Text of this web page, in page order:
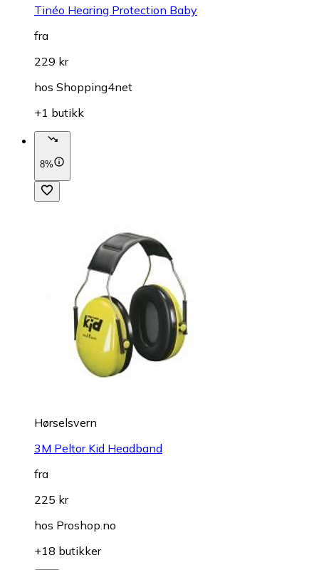
Tinéo Hearing Protection Baby
fra
229 kr
hos Shopping4net
+1 butikk
8%
Hørselsvern
3M Peltor Kid Headband
fra
225 kr
hos Proshop.no
+18 butikker